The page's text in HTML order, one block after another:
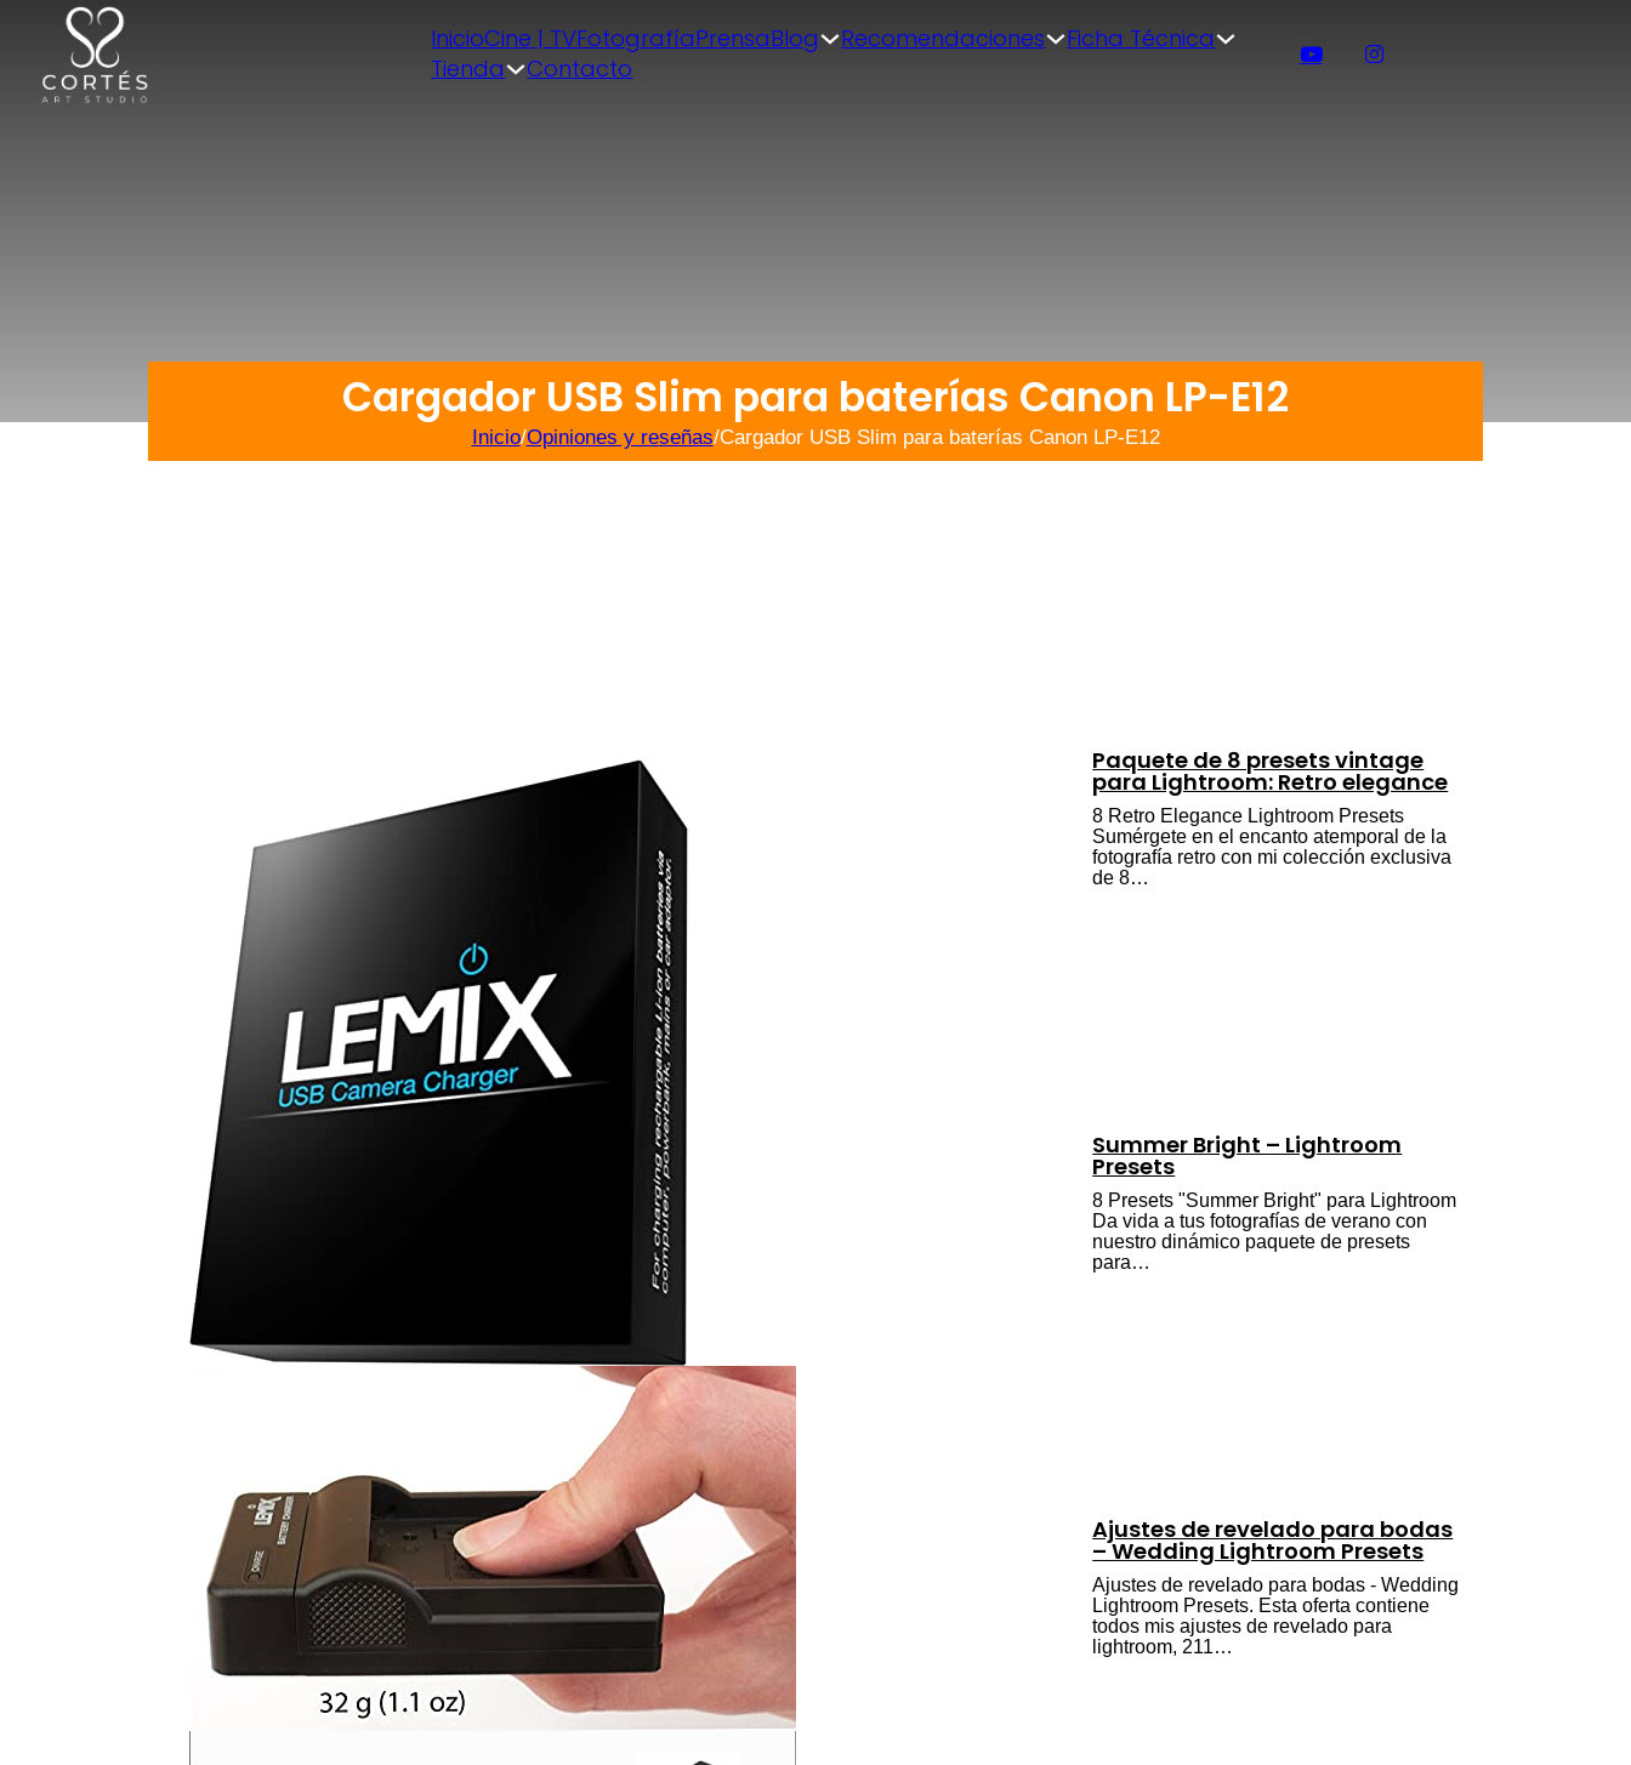
InicioCine | TVFotografíaPrensaBlog Recomendaciones
Ficha Técnica
Tienda
Contacto
Cargador USB Slim para baterías Canon LP-E12
Inicio/Opiniones y reseñas/Cargador USB Slim para baterías Canon LP-E12
Paquete de 8 presets vintage
para Lightroom: Retro elegance
8 Retro Elegance Lightroom Presets
Sumérgete en el encanto atemporal de la
fotografía retro con mi colección exclusiva
de 8…
Summer Bright – Lightroom
Presets
8 Presets "Summer Bright" para Lightroom
Da vida a tus fotografías de verano con
nuestro dinámico paquete de presets
para…
Ajustes de revelado para bodas
– Wedding Lightroom Presets
Ajustes de revelado para bodas - Wedding
Lightroom Presets. Esta oferta contiene
todos mis ajustes de revelado para
lightroom, 211…